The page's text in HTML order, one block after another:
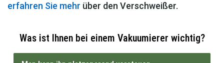
erfahren Sie mehr über den Verschweißer.
Was ist Ihnen bei einem Vakuumierer wichtig?